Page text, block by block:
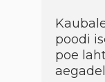
poodi
poe